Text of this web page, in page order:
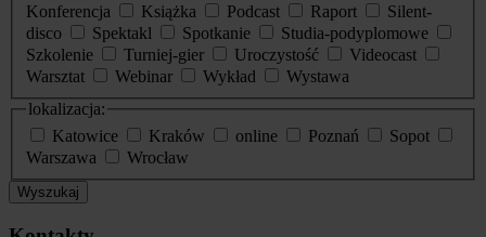
Konferencja
Książka Podcast Raport
Silent-
disco
Spektakl Spotkanie
Studia-podyplomowe
Szkolenie
Turniej-gier Uroczystość
Videocast
Warsztat
Webinar Wykład
Wystawa
lokalizacja:
Katowice
Kraków online Poznań
Sopot
Warszawa
Wrocław
Wyszukaj